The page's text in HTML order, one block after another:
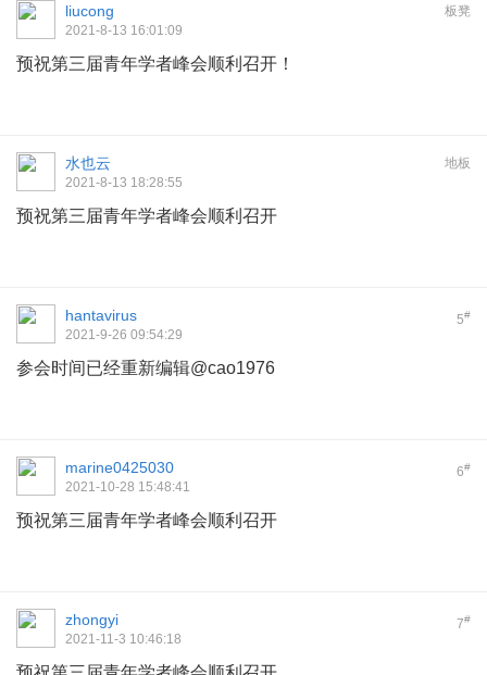
板凳
liucong
2021-8-13 16:01:09
预祝第三届青年学者峰会顺利召开！
地板
水也云
2021-8-13 18:28:55
预祝第三届青年学者峰会顺利召开
5#
hantavirus
2021-9-26 09:54:29
参会时间已经重新编辑@cao1976
6#
marine0425030
2021-10-28 15:48:41
预祝第三届青年学者峰会顺利召开
7#
zhongyi
2021-11-3 10:46:18